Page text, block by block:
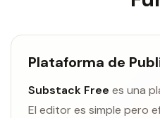
Plataforma de
Substack Free es una
El editor es simple pero